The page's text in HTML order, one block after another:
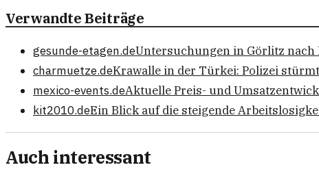
Verwandte Beiträge
gesunde-etagen.deUntersuchungen in Görlitz
charmuetze.deKrawalle in der Türkei: Polizei
mexico-events.deAktuelle Preis- und
kit2010.deEin Blick auf die steigende
Auch interessant